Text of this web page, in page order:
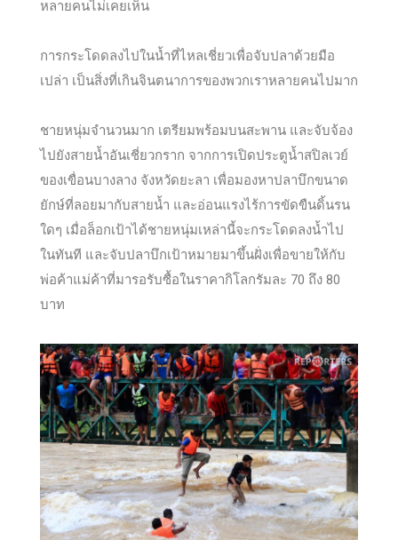
หลายคนไม่เคยเห็น
การกระโดดลงไปในน้ำที่ไหลเชี่ยวเพื่อจับปลาด้วยมือ
เปล่า เป็นสิ่งที่เกินจินตนาการของพวกเราหลายคนไปมาก
ชายหนุ่มจำนวนมาก เตรียมพร้อมบนสะพาน และจับจ้อง
ไปยังสายน้ำอันเชี่ยวกราก จากการเปิดประตูน้ำสปิลเวย์
ของเขื่อนบางลาง จังหวัดยะลา เพื่อมองหาปลาบึกขนาด
ยักษ์ที่ลอยมากับสายน้ำ และอ่อนแรงไร้การขัดขืนดิ้นรน
ใดๆ เมื่อล็อกเป้าได้ชายหนุ่มเหล่านี้จะกระโดดลงน้ำไป
ในทันที และจับปลาบึกเป้าหมายมาขึ้นฝั่งเพื่อขายให้กับ
พ่อค้าแม่ค้าที่มารอรับซื้อในราคากิโลกรัมละ 70 ถึง 80
บาท